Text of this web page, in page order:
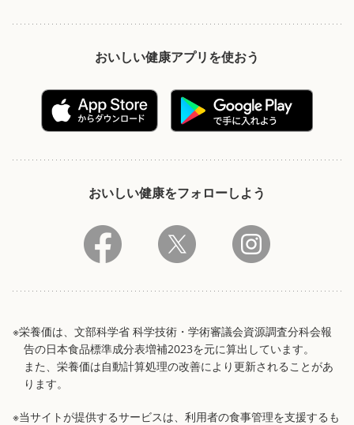
おいしい健康アプリを使おう
おいしい健康をフォローしよう
※栄養価は、文部科学省 科学技術・学術審議会資源調査分科会報
告の日本食品標準成分表増補2023を元に算出しています。
また、栄養価は自動計算処理の改善により更新されることがあ
ります。
※当サイトが提供するサービスは、利用者の食事管理を支援するも